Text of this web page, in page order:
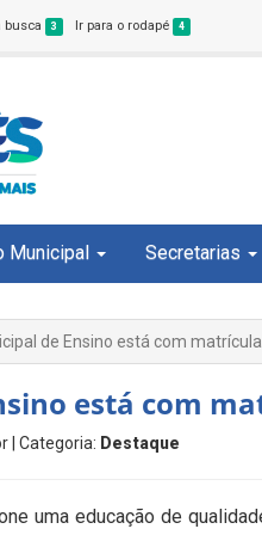
busca 3 Ir para o rodapé 4
Municipal Secretarias
de Ensino está com
está com
| Categoria: Destaque
uma educação de